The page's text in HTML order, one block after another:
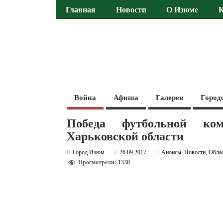
Главная Новости О Изюме
Война Афиша Галерея
Победа футбольной
Харьковской области
Город Изюм 26.09.2017 Анонсы,Новости,
Просмотрели: 1338